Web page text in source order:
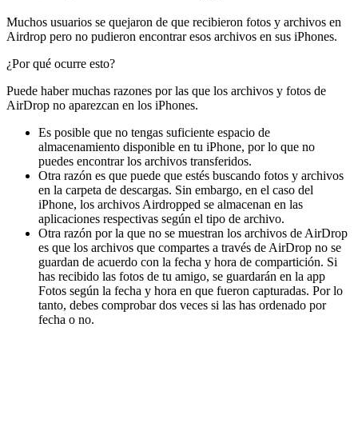
Muchos usuarios se quejaron de que recibieron fotos y archivos en
Airdrop pero no pudieron encontrar esos archivos en sus iPhones.
¿Por qué ocurre esto?
Puede haber muchas razones por las que los archivos y fotos de
AirDrop no aparezcan en los iPhones.
Es posible que no tengas suficiente espacio de
almacenamiento disponible en tu iPhone, por lo que no
puedes encontrar los archivos transferidos.
Otra razón es que puede que estés buscando fotos y archivos
en la carpeta de descargas. Sin embargo, en el caso del
iPhone, los archivos Airdropped se almacenan en las
aplicaciones respectivas según el tipo de archivo.
Otra razón por la que no se muestran los archivos de AirDrop
es que los archivos que compartes a través de AirDrop no se
guardan de acuerdo con la fecha y hora de compartición. Si
has recibido las fotos de tu amigo, se guardarán en la app
Fotos según la fecha y hora en que fueron capturadas. Por lo
tanto, debes comprobar dos veces si las has ordenado por
fecha o no.